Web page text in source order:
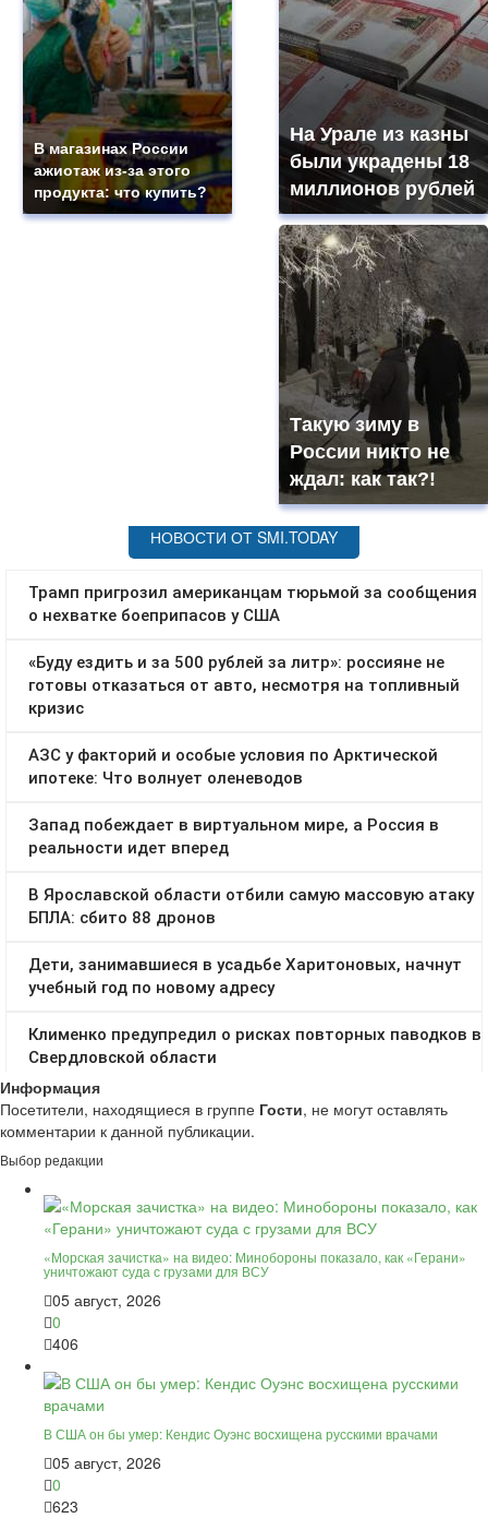
В магазинах России
ажиотаж из-за этого
продукта: что купить?
На Урале из казны
были украдены 18
миллионов рублей
Такую зиму в
России никто не
ждал: как так?!
Информация
Посетители, находящиеся в группе Гости, не могут оставлять
комментарии к данной публикации.
Выбор редакции
«Морская зачистка» на видео: Минобороны показало, как «Герани»
уничтожают суда с грузами для ВСУ
05 август, 2026
0
406
В США он бы умер: Кендис Оуэнс восхищена русскими врачами
05 август, 2026
0
623